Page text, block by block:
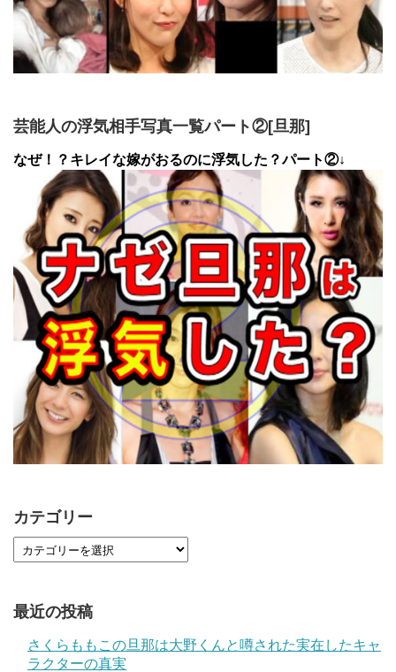
芸能人の浮気相手写真一覧パート②[旦那]
なぜ！？キレイな嫁がおるのに浮気した？パート②↓
カテゴリー
最近の投稿
さくらももこの旦那は大野くんと噂された実在したキャ
ラクターの真実